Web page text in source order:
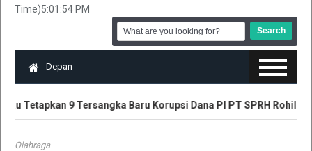
Time)5:01:54 PM
Depan
Tetapkan 9 Tersangka Baru Korupsi Dana PI PT SPRH Rohil
Olahraga